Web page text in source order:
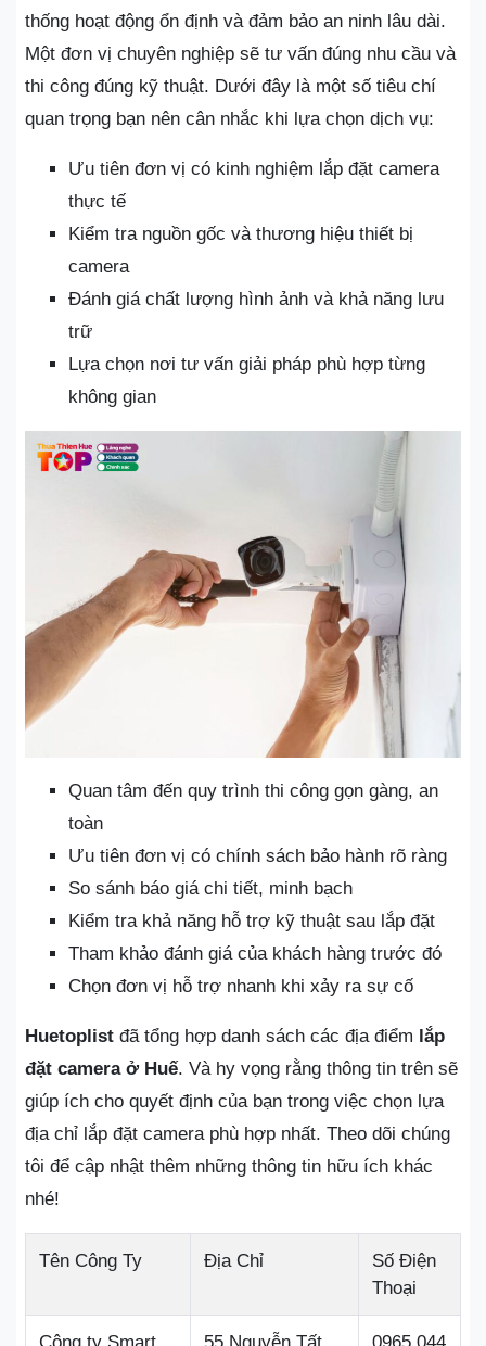
thống hoạt động ổn định và đảm bảo an ninh lâu dài.
Một đơn vị chuyên nghiệp sẽ tư vấn đúng nhu cầu và
thi công đúng kỹ thuật. Dưới đây là một số tiêu chí
quan trọng bạn nên cân nhắc khi lựa chọn dịch vụ:
Ưu tiên đơn vị có kinh nghiệm lắp đặt camera
thực tế
Kiểm tra nguồn gốc và thương hiệu thiết bị
camera
Đánh giá chất lượng hình ảnh và khả năng lưu
trữ
Lựa chọn nơi tư vấn giải pháp phù hợp từng
không gian
Quan tâm đến quy trình thi công gọn gàng, an
toàn
Ưu tiên đơn vị có chính sách bảo hành rõ ràng
So sánh báo giá chi tiết, minh bạch
Kiểm tra khả năng hỗ trợ kỹ thuật sau lắp đặt
Tham khảo đánh giá của khách hàng trước đó
Chọn đơn vị hỗ trợ nhanh khi xảy ra sự cố
Huetoplist đã tổng hợp danh sách các địa điểm lắp
đặt camera ở Huế. Và hy vọng rằng thông tin trên sẽ
giúp ích cho quyết định của bạn trong việc chọn lựa
địa chỉ lắp đặt camera phù hợp nhất. Theo dõi chúng
tôi để cập nhật thêm những thông tin hữu ích khác
nhé!
Tên Công Ty Địa Chỉ
Số Điện
Thoại